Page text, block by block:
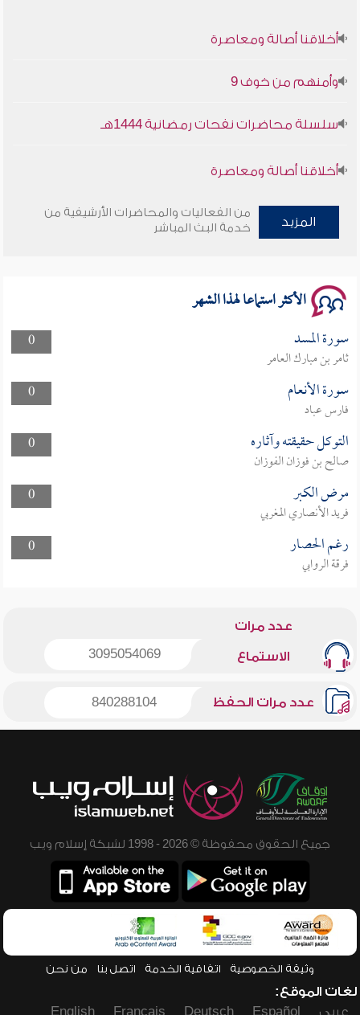
أخلاقنا أصالة ومعاصرة
وأمنهم من خوف 9
أخلاقنا أصالة ومعاصرة
وأمنهم من خوف 9
المزيد
من الفعاليات والمحاضرات الأرشيفية من
خدمة البث المباشر
الأكثر استماعا لهذا الشهر
0 سورة المسد
ثامر بن مبارك العامر
0
سورة الأنعام
فارس عباد
0
التوكل حقيقته وآثاره
صالح بن فوزان الفوزان
0
مرض الكبر
فريد الأنصاري المغربي
0
رغم الحصار
فرقة الروابي
عدد مرات
الاستماع 3095054069
عدد مرات الحفظ 840288104
جميع الحقوق محفوظة © 2026 - 1998 لشبكة إسلام ويب
وثيقة الخصوصية اتفاقية الخدمة اتصل بنا من نحن
لغات الموقع:
عربي
Español
Deutsch
Français
English